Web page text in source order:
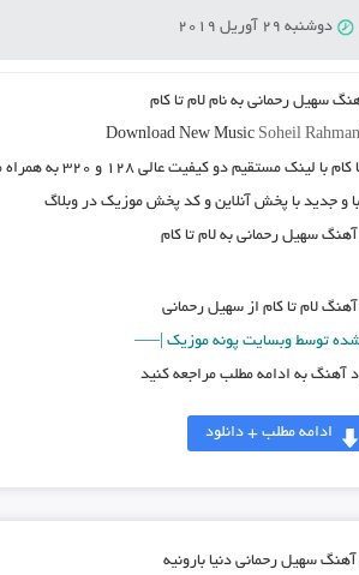
دوشنبه 29 آوریل 2019
سهیل رحمانی به نام لام تا کام
Download New Music Soheil
کامبا لینک مستقیم دو کیفیت عالی ۱۲۸ و ۳۲۰ به همراه متن ترانه
و جدید با پخش آنلاین و کد پخش موزیک در وبلاگ
آهنگ سهیل رحمانی به لام تا کام
آهنگ لام تا کام از سهیل رحمانی
توسط وبسایت پونه موزیک |—–
آهنگ به ادامه مطلب مراجعه کنید
ادامه مطلب + دانلود
آهنگ سهیل رحمانی دنیا بارونیه